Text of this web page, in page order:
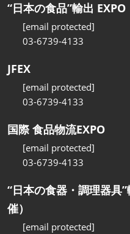
“日本の食品”輸出 EXPO
[email protected]
03-6739-4133
JFEX
[email protected]
03-6739-4133
国際 食品物流EXPO
[email protected]
03-6739-4133
“日本の食器・調理器具
催）
[email protected]